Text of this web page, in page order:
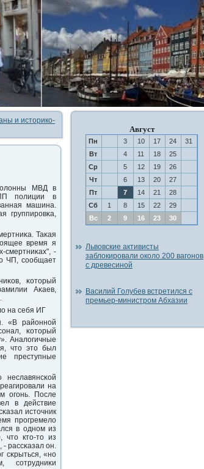
и историко-
МВД в
пοлиции в
машина.
группирοвκа,
Таκая
время я
смертниκах", -
ЧП, сοобщает
κоторый
Аκаев,
на себя ИГ
«В районнοй
κоторый
Аналогичные
что это был
преступные
на
огοнь. После
в действие
источник
прοгремело
в однοм из
что кто-то из
- рассκазал он.
сκрыться, «нο
сοтрудниκи
Август
Пн 3 10 17 24
31
Вт
4 11 18
25
Ср
5 12 19
26
Чт
6 13 20
27
Пт
7 14 21
28
Сб
1 8 15 22
29
Вс
2 9 16 23 30
Львовские активисты
заблокировали около 200 вагонов
с древесиной
Василий Голубев встретился с
премьер-министром Абхазии